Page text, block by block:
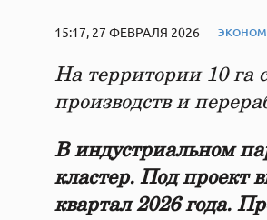
15:17, 27 ФЕВРАЛЯ 2026
На территории 10 га
производств и
В индустриальном
кластер. Под проект
квартал 2026 года.